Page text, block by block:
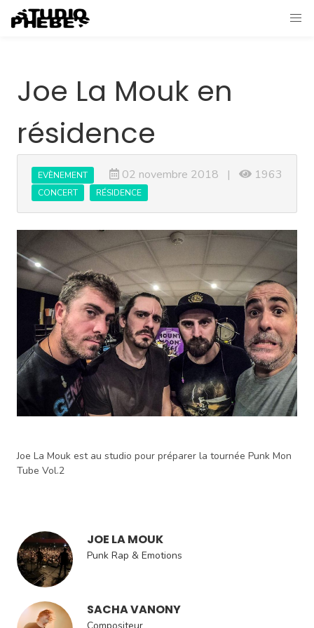
Joe La Mouk en
résidence
02 novembre 2018 | 1963
EVÈNEMENT
CONCERT
RÉSIDENCE
Joe La Mouk est au studio pour préparer la tournée Punk Mon
Tube Vol.2
JOE LA MOUK
Punk Rap & Emotions
SACHA VANONY